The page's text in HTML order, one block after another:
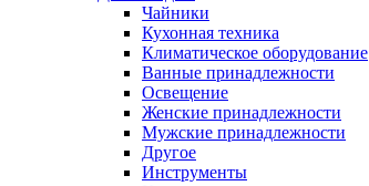
Чайники
Кухонная техника
Климатическое оборудование
Ванные принадлежности
Освещение
Женские принадлежности
Мужские принадлежности
Другое
Инструменты